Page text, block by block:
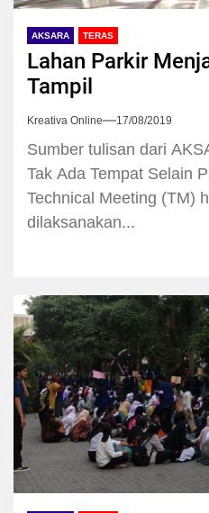
AKSARA TERAS
Lahan Parkir
Tampil
Kreativa Online 17/08/2019
Sumber tulisan dari
Tak Ada Tempat Selain
Technical Meeting (TM)
dilaksanakan...